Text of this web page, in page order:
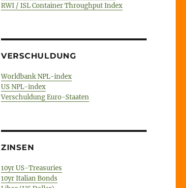
RWI / ISL Container Throughput Index
VERSCHULDUNG
Worldbank NPL-index
US NPL-index
Verschuldung Euro-Staaten
ZINSEN
10yr US-Treasuries
10yr Italian Bonds